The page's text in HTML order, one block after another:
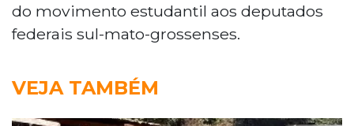
do movimento estudantil aos deputados
federais sul-mato-grossenses.
VEJA TAMBÉM